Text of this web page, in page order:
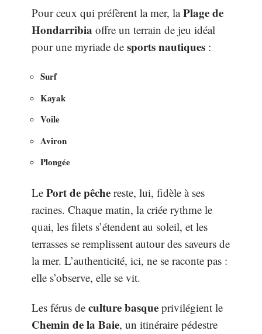
Pour ceux qui préfèrent la mer, laPlage de
Hondarribia offre un terrain de jeu idéal
pour une myriade de sports nautiques :
Surf
Kayak
Voile
Aviron
Plongée
Le Port de pêche reste, lui, fidèle à ses
racines. Chaque matin, la criée rythme le
quai, les filets s’étendent au soleil, et les
terrasses se remplissent autour des saveurs de
la mer. L’authenticité, ici, ne se raconte pas :
elle s’observe, elle se vit.
Les férus de culture basque privilégient le
Chemin de la Baie, un itinéraire pédestre